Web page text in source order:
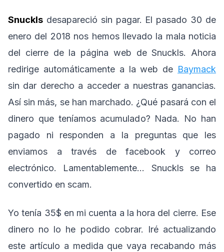
Snuckls desapareció sin pagar. El pasado 30 de
enero del 2018 nos hemos llevado la mala noticia
del cierre de la página web de Snuckls. Ahora
redirige automáticamente a la web de Baymack
sin dar derecho a acceder a nuestras ganancias.
Así sin más, se han marchado. ¿Qué pasará con el
dinero que teníamos acumulado? Nada. No han
pagado ni responden a la preguntas que les
enviamos a través de facebook y correo
electrónico. Lamentablemente… Snuckls se ha
convertido en scam.
Yo tenía 35$ en mi cuenta a la hora del cierre. Ese
dinero no lo he podido cobrar. Iré actualizando
este artículo a medida que vaya recabando más